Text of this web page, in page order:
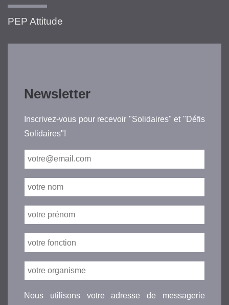
PEP Attitude
Newsletter
Inscrivez-vous pour recevoir "Solidaires" et "Défis
Solidaires"!
Nous utilisons votre adresse de messagerie